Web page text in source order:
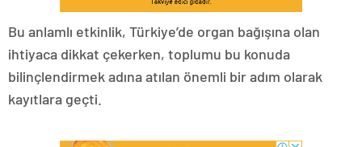
Bu anlamlı etkinlik, Türkiye’de organ bağışına olan
ihtiyaca dikkat çekerken, toplumu bu konuda
bilinçlendirmek adına atılan önemli bir adım olarak
kayıtlara geçti.